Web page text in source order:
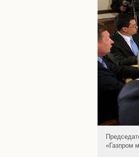
«Газпром